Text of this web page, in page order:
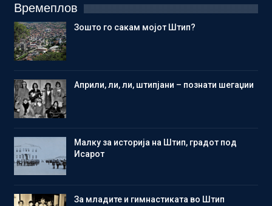
Времеплов
Зошто го сакам мојот Штип?
Aприли, ли, ли, штипјани – познати шегаџии
Малку за историја на Штип, градот под
Исарот
Зa младите и гимнастиката во Штип